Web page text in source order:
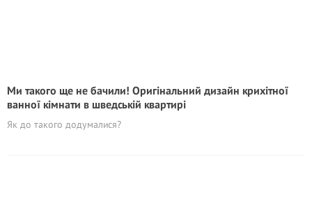
Ми такого ще не бачили! Оригінальний дизайн крихітної
ванної кімнати в шведській квартирі
Як до такого додумалися?